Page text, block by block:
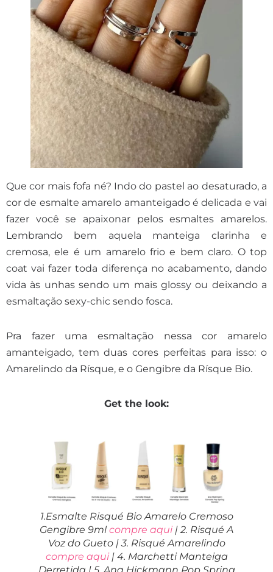
Que cor mais fofa né? Indo do pastel ao desaturado, a
cor de esmalte amarelo amanteigado é delicada e vai
fazer você se apaixonar pelos esmaltes amarelos.
Lembrando bem aquela manteiga clarinha e
cremosa, ele é um amarelo frio e bem claro. O top
coat vai fazer toda diferença no acabamento, dando
vida às unhas sendo um mais glossy ou deixando a
esmaltação sexy-chic sendo fosca.
Pra fazer uma esmaltação nessa cor amarelo
amanteigado, tem duas cores perfeitas para isso: o
Amarelindo da Rísque, e o Gengibre da Rísque Bio.
Get the look:
1.Esmalte Risqué Bio Amarelo Cremoso
Gengibre 9mlcompre aqui| 2. Risqué A
Voz do Gueto | 3. Risqué Amarelindo
compre aqui| 4. Marchetti Manteiga